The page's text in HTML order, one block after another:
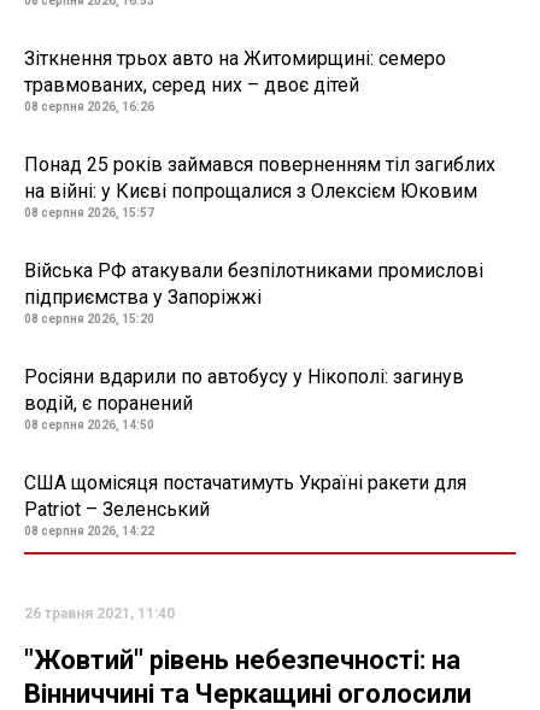
Зіткнення трьох авто на Житомирщині: семеро
травмованих, серед них – двоє дітей
08 серпня 2026, 16:26
Понад 25 років займався поверненням тіл загиблих
на війні: у Києві попрощалися з Олексієм Юковим
08 серпня 2026, 15:57
Війська РФ атакували безпілотниками промислові
підприємства у Запоріжжі
08 серпня 2026, 15:20
Росіяни вдарили по автобусу у Нікополі: загинув
водій, є поранений
08 серпня 2026, 14:50
США щомісяця постачатимуть Україні ракети для
Patriot – Зеленський
08 серпня 2026, 14:22
26 травня 2021, 11:40
"Жовтий" рівень небезпечності: на
Вінниччині та Черкащині оголосили